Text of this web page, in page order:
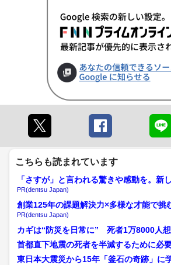
こちらも読まれています
「さすが」と言われる驚きや感動を。新
挑戦
PR(dentsu Japan)
創業125年の課題解決力×多様な才能で挑
PR(dentsu Japan)
カギは“防災を日常に” 死者1万8000人
害を「半分以下へ」...
首都直下地震の死者を半減するために必
める「感震ブレーカー」を...
東日本大震災から15年「釜石の奇跡」